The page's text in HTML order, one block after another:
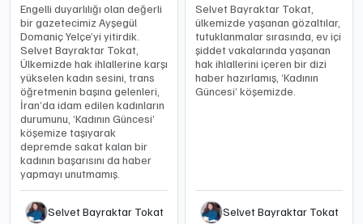
Engelli duyarlılığı olan değerli
bir gazetecimiz Ayşegül
Domaniç Yelçe’yi yitirdik.
Selvet Bayraktar Tokat,
Ülkemizde hak ihlallerine karşı
yükselen kadın sesini, trans
öğretmenin başına gelenleri,
İran’da idam edilen kadınların
durumunu, ‘Kadının Güncesi’
köşemize taşıyarak
depremde sakat kalan bir
kadının başarısını da haber
yapmayı unutmamış.
Selvet Bayraktar Tokat
Selvet Bayraktar Tokat,
ülkemizde yaşanan gözaltılar,
tutuklanmalar sırasında, ev içi
şiddet vakalarında yaşanan
hak ihlallerini içeren bir dizi
haber hazırlamış, ‘Kadının
Güncesi’ köşemizde.
Selvet Bayraktar Tokat